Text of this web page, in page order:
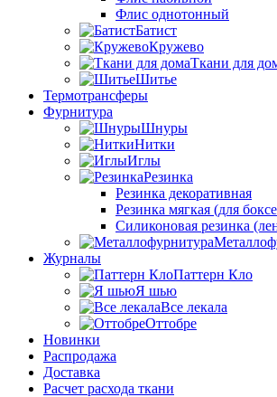
Флис однотонный
Батист
Кружево
Ткани для
Шитье
Термотрансферы
Фурнитура
Шнуры
Нитки
Иглы
Резинка
Резинка декоративная
Резинка мягкая (для
Силиконовая резинка
Журналы
Паттерн Кло
Я шью
Все лекала
Оттобре
Новинки
Распродажа
Доставка
Расчет расхода ткани